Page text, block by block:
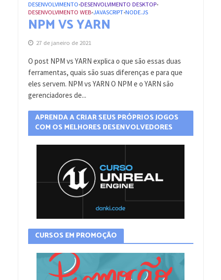
DESENVOLVIMENTO•DESENVOLVIMENTO DESKTOP•
DESENVOLVIMENTO WEB•JAVASCRIPT•NODE.JS
NPM VS YARN
27 de janeiro de 2021
O post NPM vs YARN explica o que são essas duas
ferramentas, quais são suas diferenças e para que
eles servem. NPM vs YARN O NPM e o YARN são
gerenciadores de...
APRENDA A CRIAR SEUS PRÓPRIOS JOGOS
COM OS MELHORES DESENVOLVEDORES
CURSOS EM PROMOÇÃO